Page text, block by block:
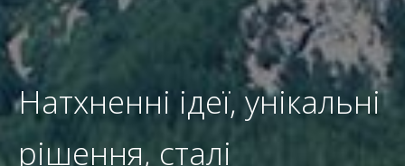
Натхненні ідеї, унікальні
рішення, сталі